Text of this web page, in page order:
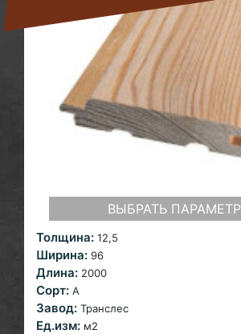
ВЫБРАТЬ
Толщина: 12,5
Ширина: 96
Длина: 2000
Сорт: A
Завод: Транслес
Ед.изм: м2